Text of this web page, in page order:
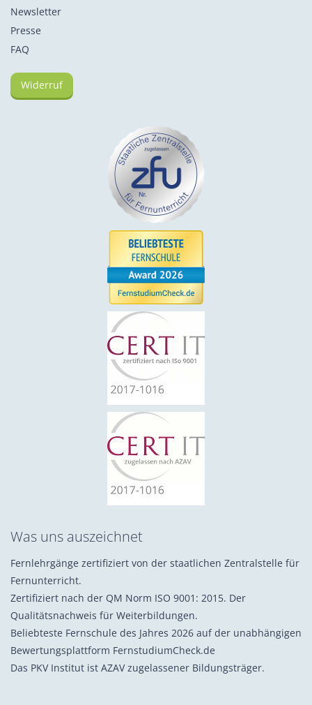
Newsletter
Presse
FAQ
Widerruf
Was uns auszeichnet
Fernlehrgänge zertifiziert von der staatlichen Zentralstelle für
Fernunterricht.
Zertifiziert nach der QM Norm ISO 9001: 2015. Der
Qualitätsnachweis für Weiterbildungen.
Beliebteste Fernschule des Jahres 2026 auf der unabhängigen
Bewertungsplattform FernstudiumCheck.de
Das PKV Institut ist AZAV zugelassener Bildungsträger.